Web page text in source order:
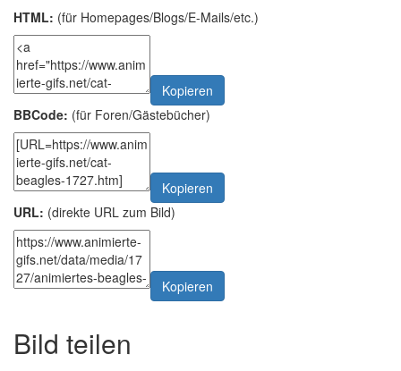
HTML: (für Homepages/Blogs/E-Mails/etc.)
Kopieren
BBCode: (für Foren/Gästebücher)
Kopieren
URL: (direkte URL zum Bild)
Kopieren
Bild teilen